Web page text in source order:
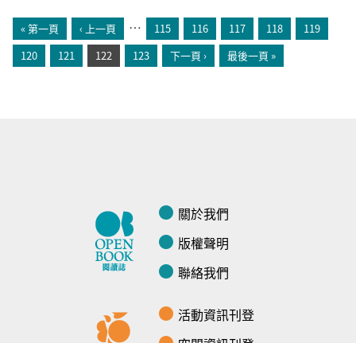
« 第一頁 ‹ 上一頁 … 115 116 117 118
119
120
121 122 123 下一頁 › 最後一頁 »
關於我們
版權聲明
聯絡我們
活動資訊刊登